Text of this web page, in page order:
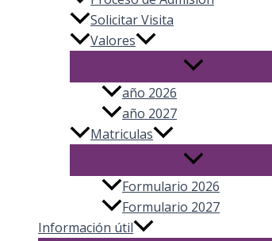
Solicitar Visita
Valores
año 2026
año 2027
Matriculas
Formulario 2026
Formulario 2027
Información útil